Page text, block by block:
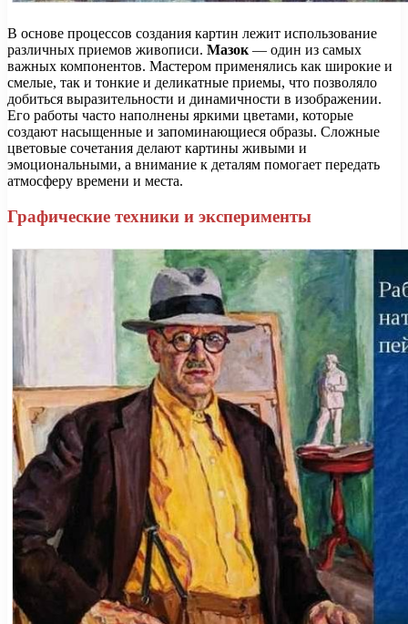
В основе процессов создания картин лежит использование
различных приемов живописи. Мазок — один из самых
важных компонентов. Мастером применялись как широкие и
смелые, так и тонкие и деликатные приемы, что позволяло
добиться выразительности и динамичности в изображении.
Его работы часто наполнены яркими цветами, которые
создают насыщенные и запоминающиеся образы. Сложные
цветовые сочетания делают картины живыми и
эмоциональными, а внимание к деталям помогает передать
атмосферу времени и места.
Графические техники и эксперименты